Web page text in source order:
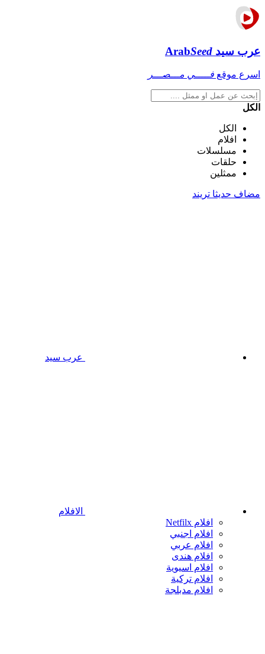
عرب سيد ArabSeed
اسرع موقع فـــــي مـــصـــر
الكل
الكل
افلام
مسلسلات
حلقات
ممثلين
مضاف حديثا تريند
عرب سيد
الافلام
افلام Netfilx
افلام اجنبي
افلام عربي
افلام هندى
افلام اسيوية
افلام تركية
افلام مدبلجة